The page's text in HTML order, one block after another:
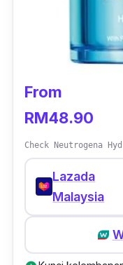
From
RM48.90
Check Neutrogena
Lazada
Malaysia